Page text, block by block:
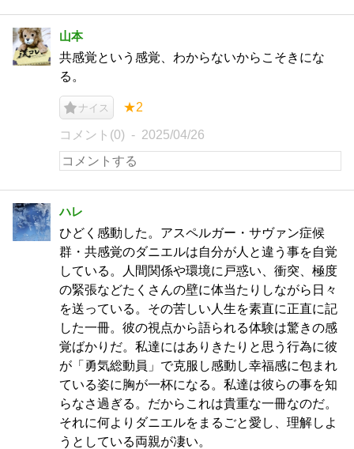
山本
共感覚という感覚、わからないからこそきにな
る。
ナイス ★2
コメント(0) 2025/04/26
ハレ
ひどく感動した。アスペルガー・サヴァン症候
群・共感覚のダニエルは自分が人と違う事を自覚
している。人間関係や環境に戸惑い、衝突、極度
の緊張などたくさんの壁に体当たりしながら日々
を送っている。その苦しい人生を素直に正直に記
した一冊。彼の視点から語られる体験は驚きの感
覚ばかりだ。私達にはありきたりと思う行為に彼
が「勇気総動員」で克服し感動し幸福感に包まれ
ている姿に胸が一杯になる。私達は彼らの事を知
らなさ過ぎる。だからこれは貴重な一冊なのだ。
それに何よりダニエルをまるごと愛し、理解しよ
うとしている両親が凄い。